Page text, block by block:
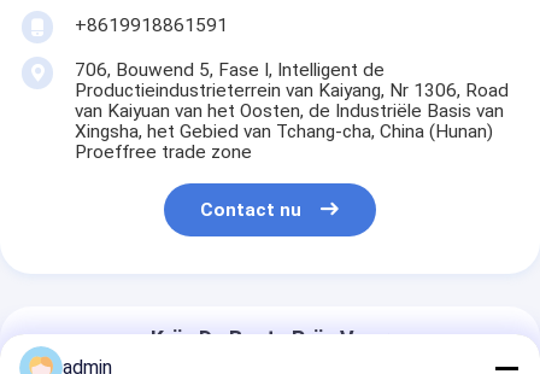
+8619918861591
706, Bouwend 5, Fase I, Intelligent de
Productieindustrieterrein van Kaiyang, Nr 1306, Road
van Kaiyuan van het Oosten, de Industriële Basis van
Xingsha, het Gebied van Tchang-cha, China (Hunan)
Proeffree trade zone
Contact nu
Krijg De Beste Prijs Voor
admin